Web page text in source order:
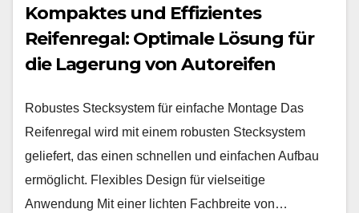
Kompaktes und Effizientes
Reifenregal: Optimale Lösung für
die Lagerung von Autoreifen
Robustes Stecksystem für einfache Montage Das
Reifenregal wird mit einem robusten Stecksystem
geliefert, das einen schnellen und einfachen Aufbau
ermöglicht. Flexibles Design für vielseitige
Anwendung Mit einer lichten Fachbreite von…